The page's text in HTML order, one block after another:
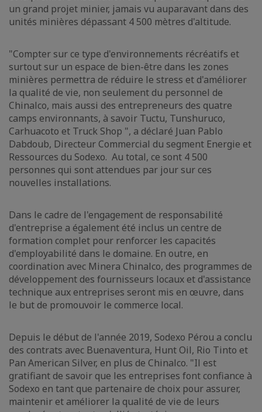
un grand projet minier, jamais vu auparavant dans des
unités minières dépassant 4 500 mètres d'altitude.
"Compter sur ce type d'environnements récréatifs et
surtout sur un espace de bien-être dans les zones
minières permettra de réduire le stress et d'améliorer
la qualité de vie, non seulement du personnel de
Chinalco, mais aussi des entrepreneurs des quatre
camps environnants, à savoir Tuctu, Tunshuruco,
Carhuacoto et Truck Shop ", a déclaré Juan Pablo
Dabdoub, Directeur Commercial du segment Energie et
Ressources du Sodexo. Au total, ce sont 4 500
personnes qui sont attendues par jour sur ces
nouvelles installations.
Dans le cadre de l'engagement de responsabilité
d'entreprise a également été inclus un centre de
formation complet pour renforcer les capacités
d'employabilité dans le domaine. En outre, en
coordination avec Minera Chinalco, des programmes de
développement des fournisseurs locaux et d'assistance
technique aux entreprises seront mis en œuvre, dans
le but de promouvoir le commerce local.
Depuis le début de l'année 2019, Sodexo Pérou a conclu
des contrats avec Buenaventura, Hunt Oil, Rio Tinto et
Pan American Silver, en plus de Chinalco. "Il est
gratifiant de savoir que les entreprises font confiance à
Sodexo en tant que partenaire de choix pour assurer,
maintenir et améliorer la qualité de vie de leurs